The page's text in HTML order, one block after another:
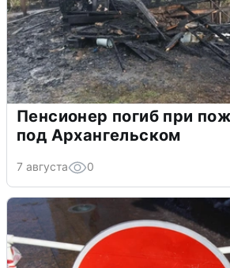
Пенсионер погиб при
под Архангельском
7 августа 0